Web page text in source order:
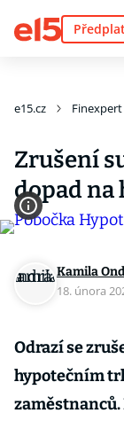
e15.cz Finexpert
Zrušení
dopad
Kamila
18. února
Odrazí se
hypotečním